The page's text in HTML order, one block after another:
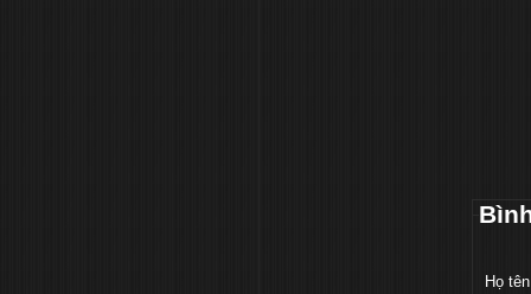
Họ tên